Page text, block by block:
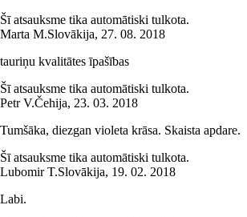
Šī atsauksme tika automātiski tulkota.
Marta M.Slovākija, 27. 08. 2018
tauriņu kvalitātes īpašības
Šī atsauksme tika automātiski tulkota.
Petr V.Čehija, 23. 03. 2018
Tumšāka, diezgan violeta krāsa. Skaista apdare.
Šī atsauksme tika automātiski tulkota.
Lubomir T.Slovākija, 19. 02. 2018
Labi.